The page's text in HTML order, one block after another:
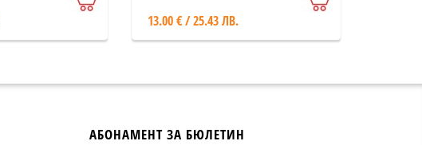
13.00 € / 25.43 ЛВ.
АБОНАМЕНТ ЗА БЮЛЕТИН